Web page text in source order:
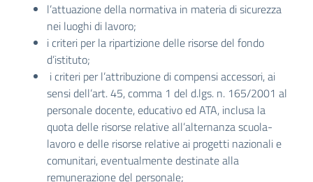
l’attuazione della normativa in materia di sicurezza
nei luoghi di lavoro;
i criteri per la ripartizione delle risorse del fondo
d’istituto;
i criteri per l’attribuzione di compensi accessori, ai
sensi dell’art. 45, comma 1 del d.lgs. n. 165/2001 al
personale docente, educativo ed ATA, inclusa la
quota delle risorse relative all’alternanza scuola-
lavoro e delle risorse relative ai progetti nazionali e
comunitari, eventualmente destinate alla
remunerazione del personale;